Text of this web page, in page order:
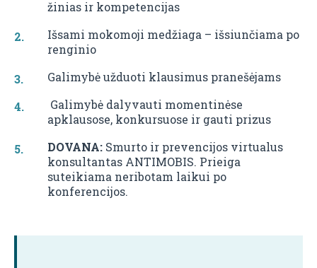
žinias ir kompetencijas
Išsami mokomoji medžiaga – išsiunčiama po
renginio
Galimybė užduoti klausimus pranešėjams
Galimybė dalyvauti momentinėse
apklausose, konkursuose ir gauti prizus
DOVANA: Smurto ir prevencijos virtualus
konsultantas ANTIMOBIS. Prieiga
suteikiama neribotam laikui po
konferencijos.